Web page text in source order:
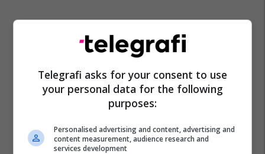
Telegrafi asks for your consent to use
your personal data for the following
purposes:
Personalised advertising and content, advertising and
content measurement, audience research and
services development